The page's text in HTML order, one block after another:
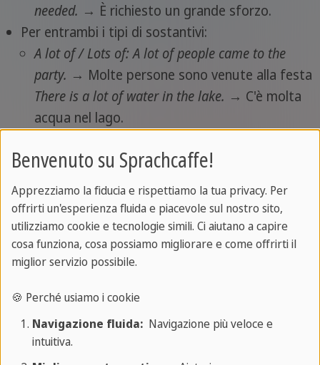
needed. → È richiesto un grande sforzo.
Per entrambi i tipi di sostantivi:
A lot of / Lots of:A lot of people came to the
party. → Molte persone sono venute alla festa
There is a lot of water in the lake. → C'è molta
acqua nel lago.
→ Abbiamo cibo a sufficienza per tutti.
Quantificatori di piccola quantità
Iquantificatori di piccola quantità,invece,
indicano una quantità limitata, con sfumature
A few:I have a few friends in London.→ Ho
Benvenuto su Sprachcaffe!
Apprezziamo la fiducia e rispettiamo la tua privacy. Per
offrirti un'esperienza fluida e piacevole sul nostro sito,
utilizziamo cookie e tecnologie simili. Ci aiutano a capire
cosa funziona, cosa possiamo migliorare e come offrirti il
miglior servizio possibile.
🍪 Perché usiamo i cookie
Navigazione fluida:Navigazione più veloce e
intuitiva.